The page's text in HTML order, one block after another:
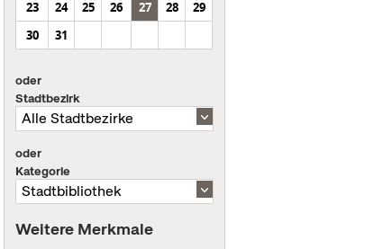
23
24 25 26 27 28
29
30
31
oder
Stadtbezirk
oder
Kategorie
Weitere Merkmale